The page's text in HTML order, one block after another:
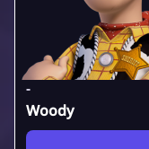
-
Woody